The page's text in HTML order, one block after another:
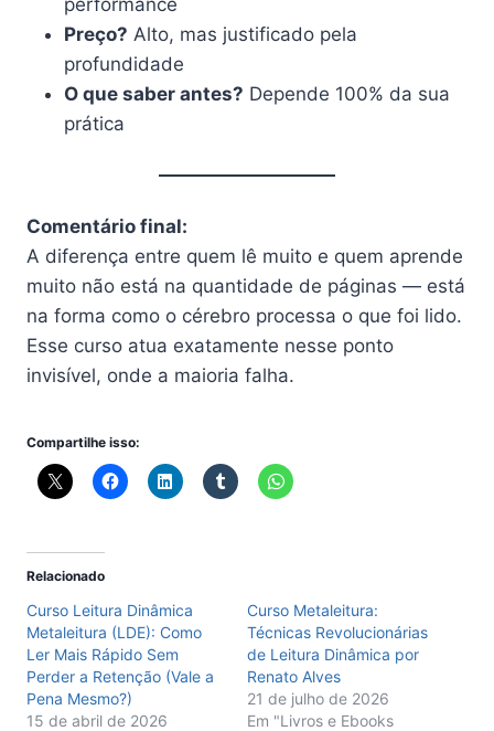
Preço? Alto, mas justificado pela
profundidade
O que saber antes? Depende 100% da sua
prática
Comentário final:
A diferença entre quem lê muito e quem aprende
muito não está na quantidade de páginas — está
na forma como o cérebro processa o que foi lido.
Esse curso atua exatamente nesse ponto
invisível, onde a maioria falha.
Compartilhe isso:
Relacionado
Curso Leitura Dinâmica
Metaleitura (LDE): Como
Ler Mais Rápido Sem
Perder a Retenção (Vale a
Pena Mesmo?)
15 de abril de 2026
Curso Metaleitura:
Técnicas Revolucionárias
de Leitura Dinâmica por
Renato Alves
21 de julho de 2026
Em "Livros e Ebooks